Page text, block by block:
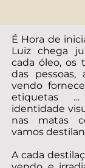
É Hora de
Luiz chega
cada óleo, os
das pessoas,
vendo
etiquetas
identidade
nas matas
vamos
A cada